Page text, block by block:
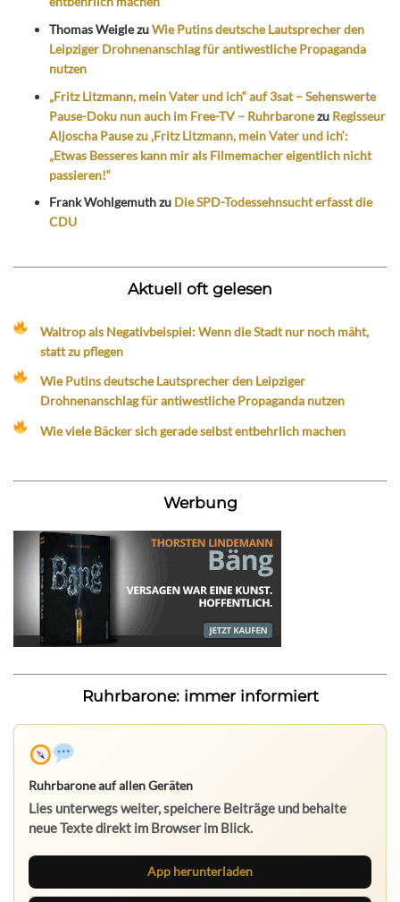
Thomas WeiglezuWie Putins deutsche Lautsprecher den
Leipziger Drohnenanschlag für antiwestliche Propaganda
nutzen
„Fritz Litzmann, mein Vater und ich“ auf 3sat – Sehenswerte
Pause-Doku nun auch im Free-TV – Ruhrbaronezu Regisseur
Aljoscha Pause zu ‚Fritz Litzmann, mein Vater und ich‘:
„Etwas Besseres kann mir als Filmemacher eigentlich nicht
passieren!“
Frank Wohlgemuthzu Die SPD-Todessehnsucht erfasst die
CDU
Aktuell oft gelesen
Waltrop als Negativbeispiel: Wenn die Stadt nur noch mäht,
statt zu pflegen
Wie Putins deutsche Lautsprecher den Leipziger
Drohnenanschlag für antiwestliche Propaganda nutzen
Wie viele Bäcker sich gerade selbst entbehrlich machen
Werbung
Ruhrbarone: immer informiert
Ruhrbarone auf allen Geräten
Lies unterwegs weiter, speichere Beiträge und behalte
neue Texte direkt im Browser im Blick.
App herunterladen